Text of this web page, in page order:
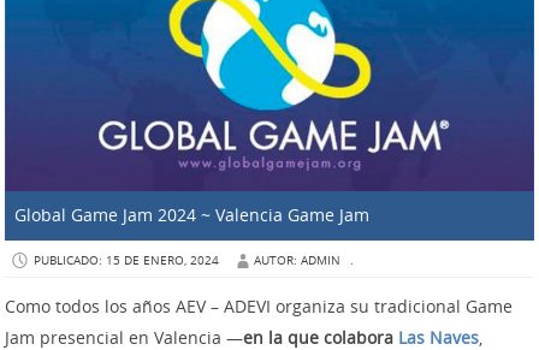
Global Game Jam 2024 ~ Valencia Game Jam
PUBLICADO: 15 DE ENERO, 2024 AUTOR: ADMIN .
Como todos los años AEV – ADEVI organiza su tradicional Game
Jam presencial en Valencia —en la que colabora Las Naves,